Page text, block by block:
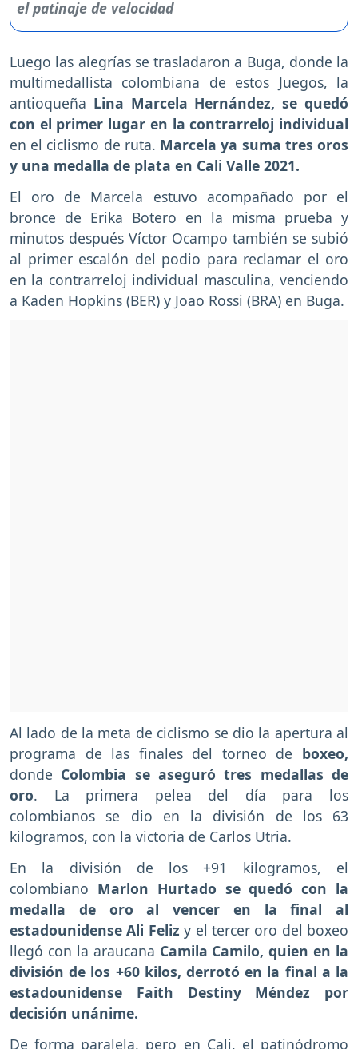
Luego las alegrías se trasladaron a Buga, donde la
multimedallista colombiana de estos Juegos, la
antioqueña Lina Marcela Hernández, se quedó
con el primer lugar en la contrarreloj individual
en el ciclismo de ruta. Marcela ya suma tres oros
y una medalla de plata en Cali Valle 2021.
El oro de Marcela estuvo acompañado por el
bronce de Erika Botero en la misma prueba y
minutos después Víctor Ocampo también se subió
al primer escalón del podio para reclamar el oro
en la contrarreloj individual masculina, venciendo
a Kaden Hopkins (BER) y Joao Rossi (BRA) en Buga.
Al lado de la meta de ciclismo se dio la apertura al
programa de las finales del torneo de boxeo,
donde Colombia se aseguró tres medallas de
oro. La primera pelea del día para los
colombianos se dio en la división de los 63
kilogramos, con la victoria de Carlos Utria.
En la división de los +91 kilogramos, el
colombiano Marlon Hurtado se quedó con la
medalla de oro al vencer en la final al
estadounidense Ali Felizy el tercer oro del boxeo
llegó con la araucana Camila Camilo, quien en la
división de los +60 kilos, derrotó en la final a la
estadounidense Faith Destiny Méndez por
decisión unánime. ­
De forma paralela, pero en Cali, el patinódromo